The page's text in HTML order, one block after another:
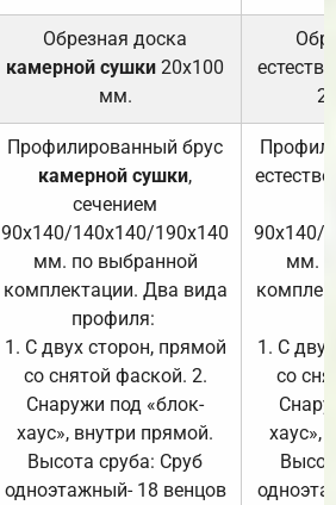
Обрезная доска
камерной сушки 20х100
мм.
Профилированный брус
камерной сушки,
сечением
90х140/140х140/190х140
мм. по выбранной
комплектации. Два вида
профиля:
1. С двух сторон, прямой
со снятой фаской. 2.
Снаружи под «блок-
хаус», внутри прямой.
Высота сруба: Сруб
одноэтажный- 18 венцов
90х140/
мм.
1. С
со
хаус»,